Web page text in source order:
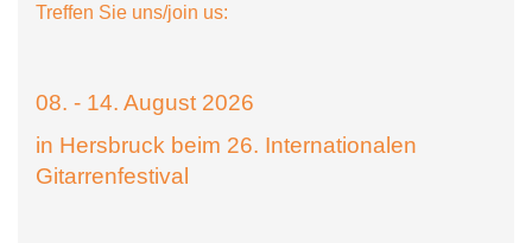
Treffen Sie uns/join us:
08. - 14. August 2026
in Hersbruck beim 26. Internationalen
Gitarrenfestival